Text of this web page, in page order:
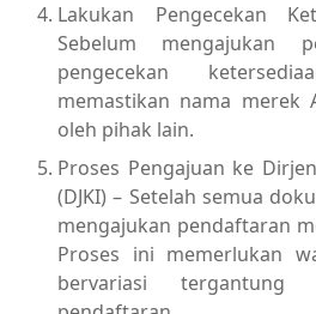
Lakukan Pengecekan
Sebelum mengajukan
pengecekan
memastikan nama merek
oleh pihak lain.
Proses Pengajuan ke
(DJKI) – Setelah semua
mengajukan pendaftaran
Proses ini memerlukan
bervariasi tergantung